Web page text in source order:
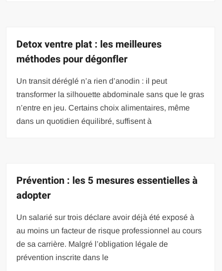
Detox ventre plat : les meilleures
méthodes pour dégonfler
Un transit déréglé n’a rien d’anodin : il peut
transformer la silhouette abdominale sans que le gras
n’entre en jeu. Certains choix alimentaires, même
dans un quotidien équilibré, suffisent à
Prévention : les 5 mesures essentielles à
adopter
Un salarié sur trois déclare avoir déjà été exposé à
au moins un facteur de risque professionnel au cours
de sa carrière. Malgré l’obligation légale de
prévention inscrite dans le